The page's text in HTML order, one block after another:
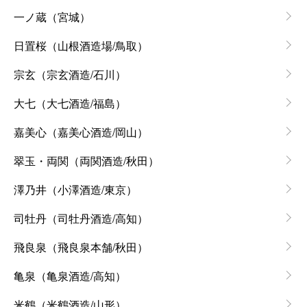
一ノ蔵（宮城）
日置桜（山根酒造場/鳥取）
宗玄（宗玄酒造/石川）
大七（大七酒造/福島）
嘉美心（嘉美心酒造/岡山）
翠玉・両関（両関酒造/秋田）
澤乃井（小澤酒造/東京）
司牡丹（司牡丹酒造/高知）
飛良泉（飛良泉本舗/秋田）
亀泉（亀泉酒造/高知）